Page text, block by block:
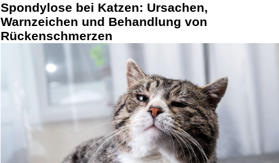
Spondylose bei Katzen: Ursachen,
Warnzeichen und Behandlung von
Rückenschmerzen